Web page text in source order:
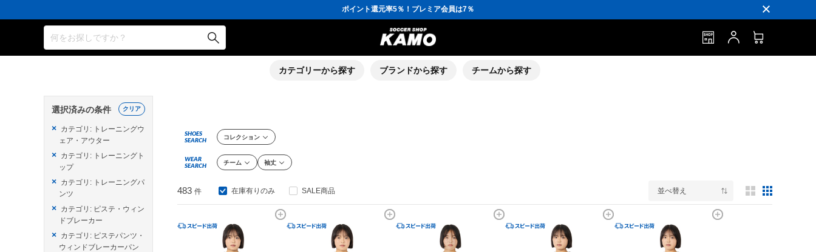
ポイント還元率5％！プレミア会員は7％
会員の方にはお誕生月に「10％OFFクーポン」プレゼント！
16,000円(税込)以上でシューズケースプレゼント！
3,300円(税込)以上で送料無料！
ポイント還元率5％！プレミア会員は7％
会員の方にはお誕生月に「10％OFFクーポン」プレゼント！
何をお探しですか？
カテゴリーから探す ブランドから探す チームから探す
選択済みの条件
× カテゴリ: トレーニングウ
ェア・アウター
× カテゴリ: トレーニングト
ップ
× カテゴリ: トレーニングパ
ンツ
× カテゴリ: ピステ・ウィン
ドブレーカー
× カテゴリ: ピステパンツ・
ウィンドブレーカーパン
クリア
SHOES
SEARCH
コレクション
WEAR
SEARCH
チーム 袖丈
483 件 在庫有りのみ SALE商品 並べ替え 3列表示